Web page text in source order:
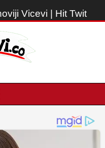
Vicevi | Hit Twit